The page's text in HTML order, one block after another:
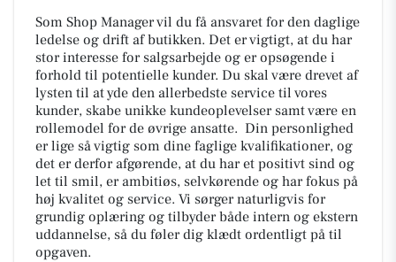
Som Shop Manager vil du få ansvaret for den daglige
ledelse og drift af butikken. Det er vigtigt, at du har
stor interesse for salgsarbejde og er opsøgende i
forhold til potentielle kunder. Du skal være drevet af
lysten til at yde den allerbedste service til vores
kunder, skabe unikke kundeoplevelser samt være en
rollemodel for de øvrige ansatte. Din personlighed
er lige så vigtig som dine faglige kvalifikationer, og
det er derfor afgørende, at du har et positivt sind og
let til smil, er ambitiøs, selvkørende og har fokus på
høj kvalitet og service. Vi sørger naturligvis for
grundig oplæring og tilbyder både intern og ekstern
uddannelse, så du føler dig klædt ordentligt på til
opgaven.